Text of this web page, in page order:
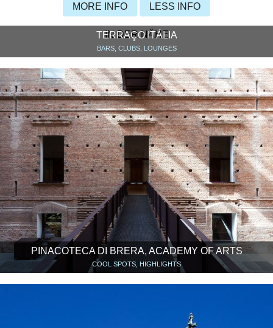
MORE INFO LESS INFO
IN DER NÄHE
TERRAÇO ITÁLIA
BARS, CLUBS, LOUNGES
PINACOTECA DI BRERA, ACADEMY OF ARTS
COOL SPOTS, HIGHLIGHTS